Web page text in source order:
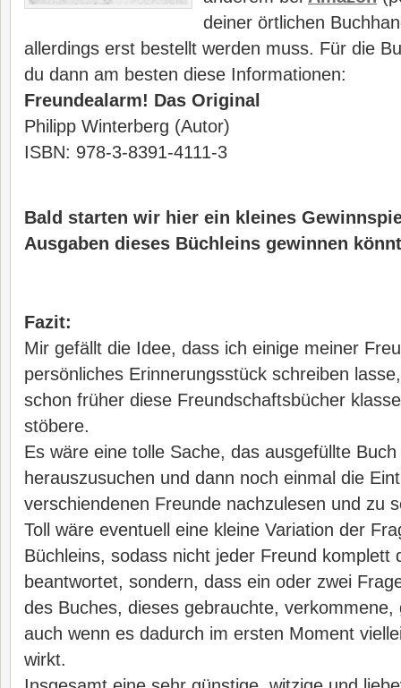
deiner örtlichen
allerdings erst bestellt werden muss. Für die
du dann am besten diese Informationen:
Freundealarm! Das Original
Philipp Winterberg (Autor)
ISBN: 978-3-8391-4111-3
Bald starten wir hier ein kleines
Ausgaben dieses Büchleins gewinnen
Fazit:
Mir gefällt die Idee, dass ich einige meiner
persönliches Erinnerungsstück schreiben
schon früher diese Freundschaftsbücher
stöbere.
Es wäre eine tolle Sache, das ausgefüllte
herauszusuchen und dann noch einmal die
verschiendenen Freunde nachzulesen und zu
Toll wäre eventuell eine kleine Variation der
Büchleins, sodass nicht jeder Freund komplett
beantwortet, sondern, dass ein oder zwei
des Buches, dieses gebrauchte,
auch wenn es dadurch im ersten Moment
wirkt.